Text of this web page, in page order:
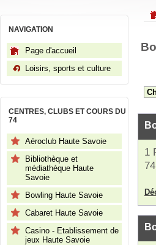
NAVIGATION
Page d'accueil
Loisirs, sports et culture
CENTRES, CLUBS ET COURS DU
74
Aéroclub Haute Savoie
Bibliothèque et
médiathèque Haute
Savoie
Bowling Haute Savoie
Cabaret Haute Savoie
Casino - Etablissement de
jeux Haute Savoie
1